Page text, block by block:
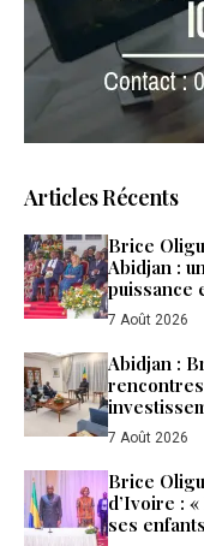
Articles Récents
Brice
Abidjan :
puissance
Côte
7 Août 2026
Abidjan :
7 Août 2026
Brice
d’Ivoire :
ses